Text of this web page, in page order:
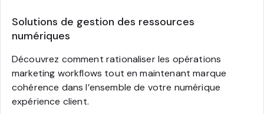
Solutions de gestion des ressources
numériques
Découvrez comment rationaliser les opérations
marketing workflows tout en maintenant marque
cohérence dans l’ensemble de votre numérique
expérience client.